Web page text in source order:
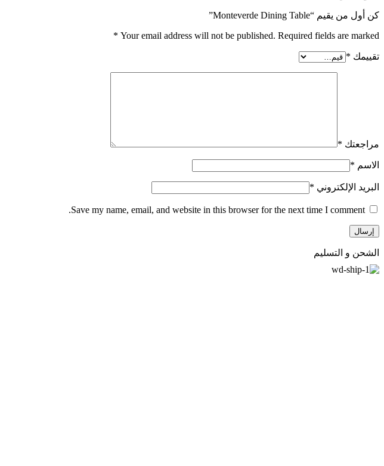
كن أول من يقيم “Monteverde Dining Table”
Your email address will not be published. Required fields are marked
*
تقييمك *
مراجعتك *
الاسم *
البريد الإلكتروني *
Save my name, email, and website in this browser for the next time I comment.
الشحن و التسليم